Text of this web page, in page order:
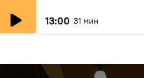
13:00 31 мин